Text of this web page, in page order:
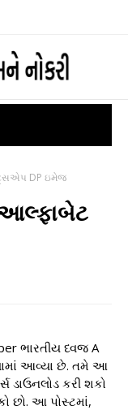
DP ઇમેજ
આલ્ફાબેટ
ભારતીય ધ્વજ A
આવ્યા છે. તમે આ
ડાઉનલોડ કરી શકો
છો. આ પોસ્ટમાં,